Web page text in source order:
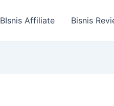
BIsnis Affiliate Bisnis